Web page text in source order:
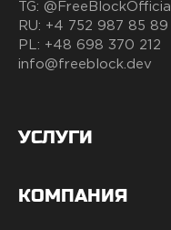
TG: @FreeBlockOfficial
RU: +4 752 987 85 89
PL: +48 698 370 212
info@freeblock.dev
УСЛУГИ
КОМПАНИЯ